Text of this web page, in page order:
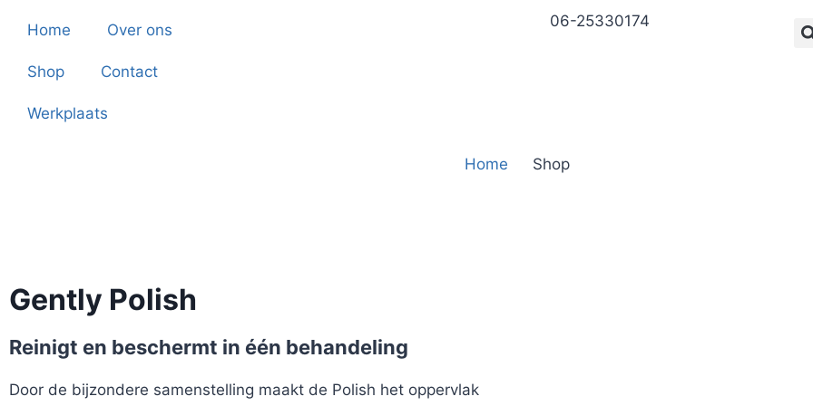
Home Over ons
Shop Contact
Werkplaats
06-25330174
Home Shop
Gently Polish
Reinigt en beschermt in één behandeling
Door de bijzondere samenstelling maakt de Polish het oppervlak